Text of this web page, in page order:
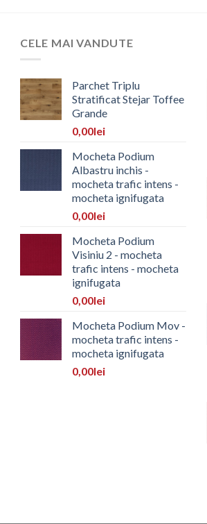
CELE MAI VANDUTE
Parchet Triplu
Stratificat Stejar Toffee
Grande
0,00lei
Mocheta Podium
Albastru inchis -
mocheta trafic intens -
mocheta ignifugata
0,00lei
Mocheta Podium
Visiniu 2 - mocheta
trafic intens - mocheta
ignifugata
0,00lei
Mocheta Podium Mov -
mocheta trafic intens -
mocheta ignifugata
0,00lei